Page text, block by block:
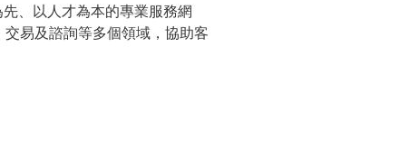
、以人才為本的專業服務網
易及諮詢等多個領域，協助客